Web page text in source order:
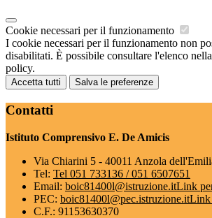
Cookie necessari per il funzionamento
I cookie necessari per il funzionamento non
disabilitati. È possibile consultare l'elenco
policy.
Accetta tutti Salva le preferenze
Contatti
Istituto Comprensivo E. De Amicis
Via Chiarini 5 - 40011 Anzola
Tel: Tel 051 733136 / 051 6507651
Email: boic81400l@istruzione.itLink
PEC: boic81400l@pec.istruzione.itLink
C.F.: 91153630370